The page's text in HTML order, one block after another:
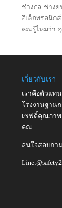
ช่างกล ช่างย
อิเล็กทรอนิก
คุณรู้ไหมว่า อุ
เกี่ยวกับเรา
เราคือตัวแท
โรงงานฐาน
เซฟตี้คุณภาพ
คุณ
สนใจสอบถาม